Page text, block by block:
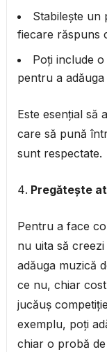
Stabilește un
fiecare răspuns
Poți include
pentru a
Este esențial să
care să pună
sunt respectate.
Pregătește
Pentru a face
nu uita să
adăuga muzică
ce nu, chiar
jucăuș
exemplu, poți
chiar o probă